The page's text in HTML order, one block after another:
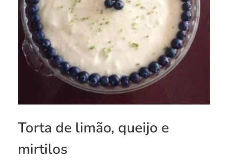
Torta de limão, queijo e
mirtilos